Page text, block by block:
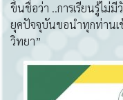
ขึ้นชื่อว่า ..การเรียนรู้ไม่
ยุคปัจจุบันขอนำทุกท่านเ
วิทยา”